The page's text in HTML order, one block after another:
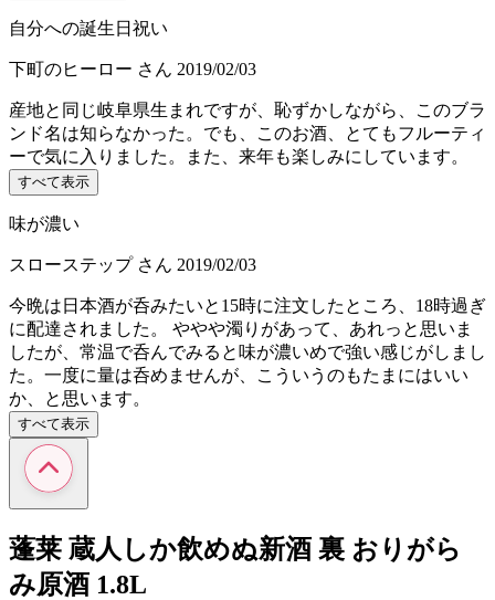
自分への誕生日祝い
下町のヒーロー さん 2019/02/03
産地と同じ岐阜県生まれですが、恥ずかしながら、このブラ
ンド名は知らなかった。でも、このお酒、とてもフルーティ
ーで気に入りました。また、来年も楽しみにしています。
すべて表示
味が濃い
スローステップ さん 2019/02/03
今晩は日本酒が呑みたいと15時に注文したところ、18時過ぎ
に配達されました。 ややや濁りがあって、あれっと思いま
したが、常温で呑んでみると味が濃いめで強い感じがしまし
た。一度に量は呑めませんが、こういうのもたまにはいい
か、と思います。
すべて表示
蓬莱 蔵人しか飲めぬ新酒 裏 おりがら
み原酒 1.8L